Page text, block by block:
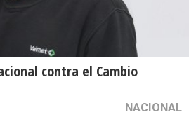
contra el Cambio
NACIONAL